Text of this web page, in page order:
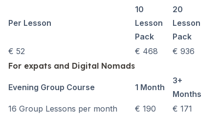
Per Lesson
10
Lesson
Pack
20
Lesson
Pack
€ 52
€ 468
€ 936
For expats and Digital Nomads
Evening Group Course 1 Month
3+
Months
16 Group Lessons per month
€ 190
€ 171